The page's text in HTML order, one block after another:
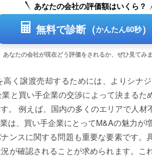
あなたの会社の評価額はいくら？
無料で診断（かんたん60秒）
あなたの会社が現在どう評価をされるか、ぜひ見てみ
く譲渡売却するためには、よりシナ
と買い手企業の交渉によって決まる
。 例えば、国内の多くのエリアで人
は、買い手企業にとってM&Aの魅力が増
ンスに関する問題も重要な要素です
が確認されることが求められます。